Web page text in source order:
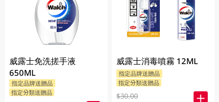
威露士免洗搓手液
650ML
指定品牌送贈品
指定分類送贈品
威露士消毒噴霧 12ML
指定品牌送贈品
指定分類送贈品
$30.00